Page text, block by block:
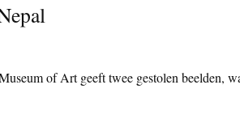
of Art geeft twee gestolen beelden,